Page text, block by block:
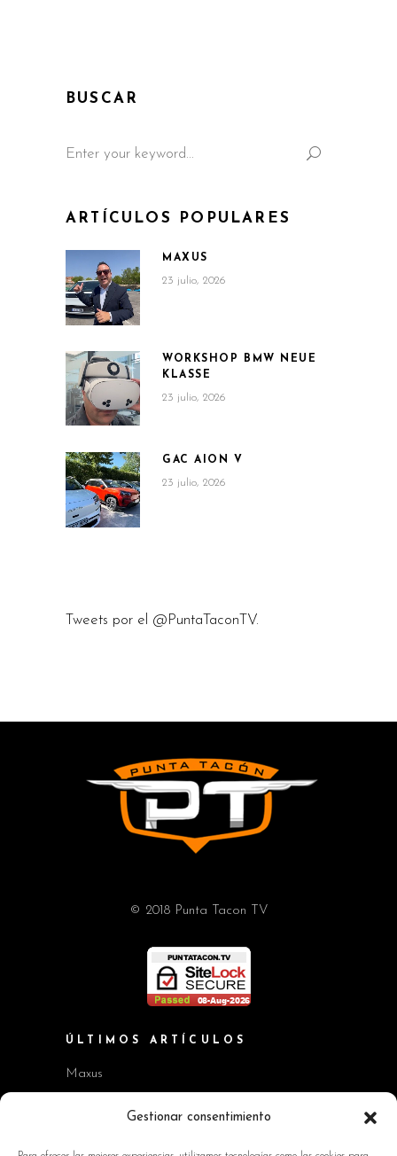
Gestionar consentimiento
BUSCAR
for:
ARTÍCULOS POPULARES
MAXUS
23 julio, 2026
WORKSHOP BMW NEUE
KLASSE
23 julio, 2026
GAC AION V
23 julio, 2026
Tweets por el @PuntaTaconTV.
© 2018 Punta Tacon TV
ÚLTIMOS ARTÍCULOS
Maxus
Workshop BMW Neue Klasse